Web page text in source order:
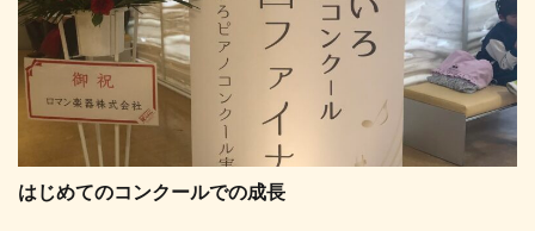
はじめてのコンクールでの成長